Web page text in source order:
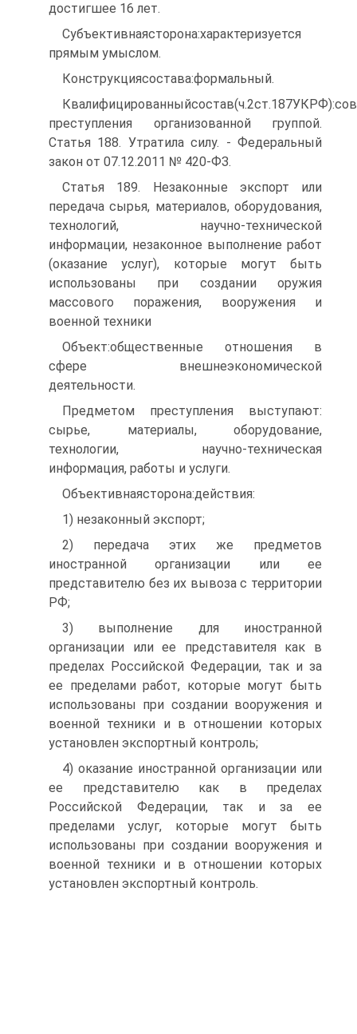
достигшее 16 лет.
Субъективнаясторона:характеризуется
прямым умыслом.
Конструкциясостава:формальный.
преступления организованной группой.
Статья 188. Утратила силу. - Федеральный
закон от 07.12.2011 № 420-ФЗ.
Статья 189. Незаконные экспорт или
передача сырья, материалов, оборудования,
технологий, научно-технической
информации, незаконное выполнение работ
(оказание услуг), которые могут быть
использованы при создании оружия
массового поражения, вооружения и
военной техники
Объект:общественные отношения в
сфере внешнеэкономической
деятельности.
Предметом преступления выступают:
сырье, материалы, оборудование,
технологии, научно-техническая
информация, работы и услуги.
Объективнаясторона:действия:
1) незаконный экспорт;
2) передача этих же предметов
иностранной организации или ее
представителю без их вывоза с территории
РФ;
3) выполнение для иностранной
организации или ее представителя как в
пределах Российской Федерации, так и за
ее пределами работ, которые могут быть
использованы при создании вооружения и
военной техники и в отношении которых
установлен экспортный контроль;
4) оказание иностранной организации или
ее представителю как в пределах
Российской Федерации, так и за ее
пределами услуг, которые могут быть
использованы при создании вооружения и
военной техники и в отношении которых
установлен экспортный контроль.